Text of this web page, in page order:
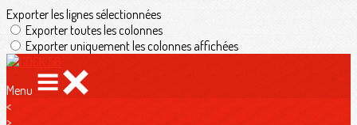
Exporter les lignes sélectionnées
Exporter toutes les colonnes
Exporter uniquement les colonnes affichées
Menu
<
>